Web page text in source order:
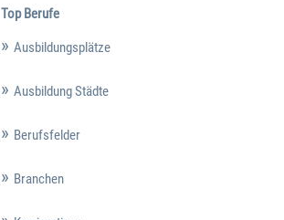
Top Berufe
Ausbildungsplätze
Ausbildung Städte
Berufsfelder
Branchen